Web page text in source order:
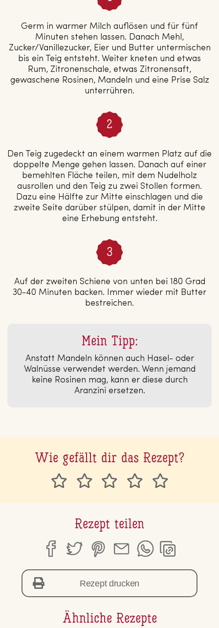
Germ in warmer Milch auflösen und für fünf
Minuten stehen lassen. Danach Mehl,
Zucker/Vanillezucker, Eier und Butter untermischen
bis ein Teig entsteht. Weiter kneten und etwas
Rum, Zitronenschale, etwas Zitronensaft,
gewaschene Rosinen, Mandeln und eine Prise Salz
unterrühren.
Den Teig zugedeckt an einem warmen Platz auf die
doppelte Menge gehen lassen. Danach auf einer
bemehlten Fläche teilen, mit dem Nudelholz
ausrollen und den Teig zu zwei Stollen formen.
Dazu eine Hälfte zur Mitte einschlagen und die
zweite Seite darüber stülpen, damit in der Mitte
eine Erhebung entsteht.
Auf der zweiten Schiene von unten bei 180 Grad
30-40 Minuten backen. Immer wieder mit Butter
bestreichen.
Mein Tipp:
Anstatt Mandeln können auch Hasel- oder
Walnüsse verwendet werden. Wenn jemand
keine Rosinen mag, kann er diese durch
Aranzini ersetzen.
Wie gefällt dir das Rezept?
Rezept teilen
Rezept drucken
Ähnliche Rezepte